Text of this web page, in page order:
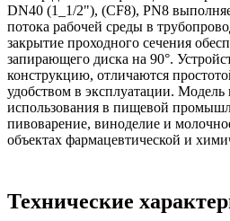
DN40 (1_1/2"), (CF8), PN8
потока рабочей среды в
закрытие проходного сечения
запирающего диска на 90°.
конструкцию, отличаются
удобством в эксплуатации. Модель
использования в пищевой
пивоварение, виноделие и
объектах фармацевтической и
Технические